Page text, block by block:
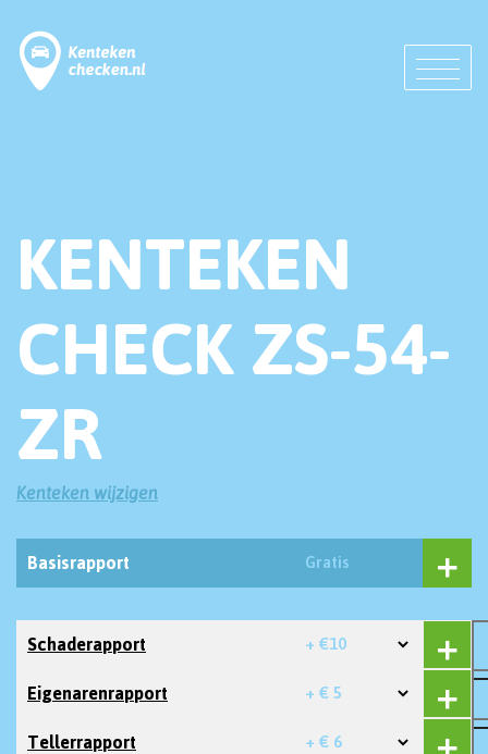
KENTEKEN
CHECK ZS-54-
ZR
Kenteken wijzigen
Basisrapport Gratis
Schaderapport + €10
Eigenarenrapport + € 5
Tellerrapport + € 6